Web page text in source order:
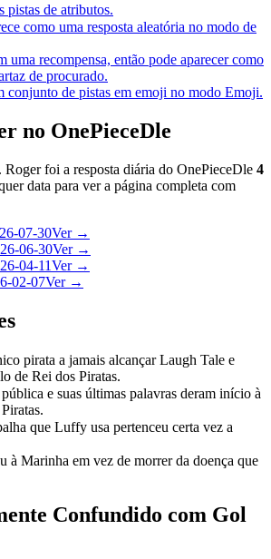
pistas de atributos.
como uma resposta aleatória no modo de
uma recompensa, então pode aparecer como
de procurado.
conjunto de pistas em emoji no modo Emoji.
no OnePieceDle
foi a resposta diária do OnePieceDle 4
data para ver a página completa com
07-30Ver →
06-30Ver →
04-11Ver →
02-07Ver →
pirata a jamais alcançar Laugh Tale e
de Rei dos Piratas.
e suas últimas palavras deram início à
que Luffy usa pertenceu certa vez a
à Marinha em vez de morrer da doença que
Confundido com Gol